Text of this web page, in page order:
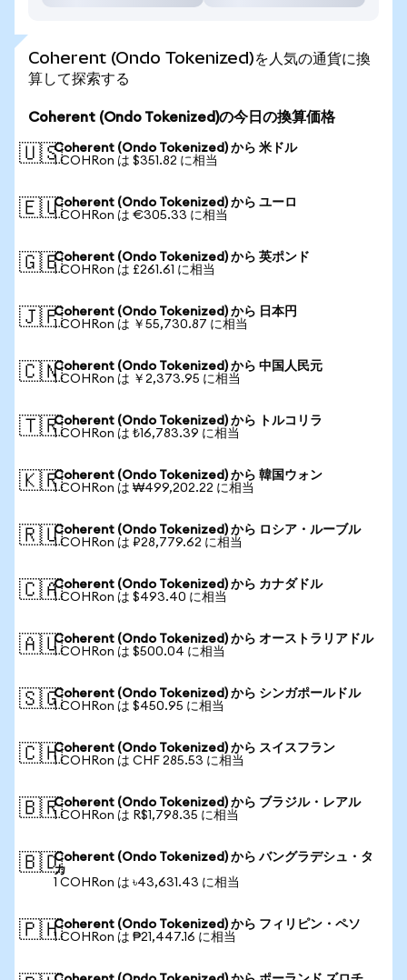
Coherent (Ondo Tokenized)を人気の通貨に換
算して探索する
Coherent (Ondo Tokenized)の今日の換算価格
🇺🇸Coherent (Ondo Tokenized) から 米ドル
1 COHRon は $351.82 に相当
🇪🇺Coherent (Ondo Tokenized) から ユーロ
1 COHRon は €305.33 に相当
🇬🇧Coherent (Ondo Tokenized) から 英ポンド
1 COHRon は £261.61 に相当
🇯🇵Coherent (Ondo Tokenized) から 日本円
1 COHRon は ￥55,730.87 に相当
🇨🇳Coherent (Ondo Tokenized) から 中国人民元
1 COHRon は ￥2,373.95 に相当
🇹🇷Coherent (Ondo Tokenized) から トルコリラ
1 COHRon は ₺16,783.39 に相当
🇰🇷Coherent (Ondo Tokenized) から 韓国ウォン
1 COHRon は ₩499,202.22 に相当
🇷🇺Coherent (Ondo Tokenized) から ロシア・ルーブル
1 COHRon は ₽28,779.62 に相当
🇨🇦Coherent (Ondo Tokenized) から カナダドル
1 COHRon は $493.40 に相当
🇦🇺Coherent (Ondo Tokenized) から オーストラリアドル
1 COHRon は $500.04 に相当
🇸🇬Coherent (Ondo Tokenized) から シンガポールドル
1 COHRon は $450.95 に相当
🇨🇭Coherent (Ondo Tokenized) から スイスフラン
1 COHRon は CHF 285.53 に相当
🇧🇷Coherent (Ondo Tokenized) から ブラジル・レアル
1 COHRon は R$1,798.35 に相当
🇧🇩Coherent (Ondo Tokenized) から バングラデシュ・タ
カ
1 COHRon は ৳43,631.43 に相当
🇵🇭Coherent (Ondo Tokenized) から フィリピン・ペソ
1 COHRon は ₱21,447.16 に相当